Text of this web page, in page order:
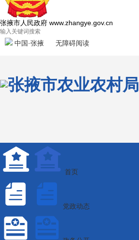
张掖市人民政府 www.zhangye.gov.cn
中国·张掖 无障碍阅读
张掖市农业农村局
首页
党政动态